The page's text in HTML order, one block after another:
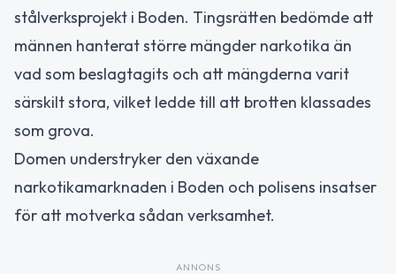
stålverksprojekt i Boden. Tingsrätten bedömde att
männen hanterat större mängder narkotika än
vad som beslagtagits och att mängderna varit
särskilt stora, vilket ledde till att brotten klassades
som grova.
Domen understryker den växande
narkotikamarknaden i Boden och polisens insatser
för att motverka sådan verksamhet.
ANNONS